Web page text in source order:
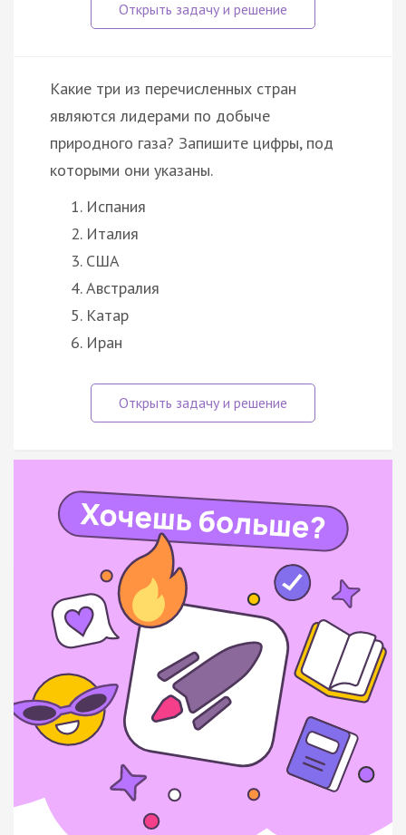
Какие три из перечисленных стран
являются лидерами по добыче
природного газа? Запишите цифры, под
которыми они указаны.
Испания
Италия
США
Австралия
Катар
Иран